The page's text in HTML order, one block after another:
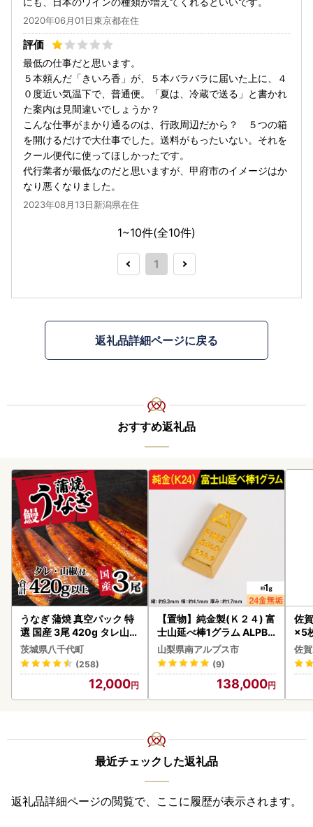
2020年06月01日東京都在住
最低の仕事だと思います。
５本頼んだ「きいろ香」が、５本バラバラに届いた上に、４
０度近い気温下で、普通便。「夏は、冷蔵で送る」と書かれ
た案内は見間違いでしょうか？
こんな仕事がまかり通るのは、行政周辺だから？ ５つの箱
を開けるだけで大仕事でした。送料がもったいない。それを
クール便代に使ってほしかったです。
代行業者が最低なのだと思いますが、甲府市のイメージはか
なり悪くなりました。
2023年08月13日新潟県在住
1~10件(全10件)
1
返礼品詳細ページに戻る
おすすめ返礼品
うなぎ 蒲焼 真空パック 特
選 国産 3尾 420g タレ山椒
付き うな重 ひつまぶし 訳
あり 茨城 ウナギ 鰻 個包装
人気 美味しい 小分け 八千
茨城県八千代町
(258)
12,000
【置物】純金製(Ｋ２４) 富
士山延べ棒1グラム ALPBK
180
山梨県南アルプス市
(9)
138,000
佐
×5
佐
最近チェックした返礼品
返礼品詳細ページの閲覧で、ここに履歴が表示されます。